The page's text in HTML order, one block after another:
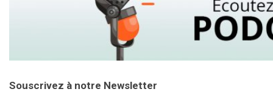
Souscrivez à notre Newsletter